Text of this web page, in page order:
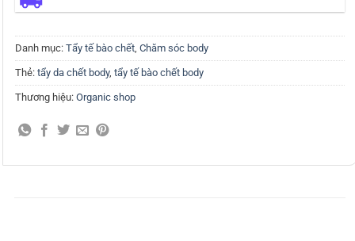
Danh mục: Tẩy tế bào chết, Chăm sóc body
Thẻ: tẩy da chết body, tẩy tế bào chết body
Thương hiệu: Organic shop